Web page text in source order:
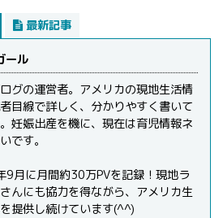
最新記事
ール
グの運営者。アメリカの現地生活情
目線で詳しく、分かりやすく書いて
妊娠出産を機に、現在は育児情報ネ
です。
9月に月間約30万PVを記録！現地ラ
んにも協力を得ながら、アメリカ生
提供し続けています(^^)